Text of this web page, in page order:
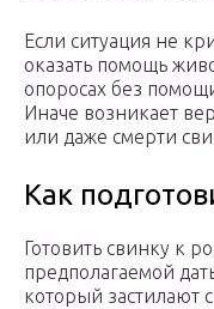
Если ситуация не
оказать помощь
опоросах без
Иначе возникает
или даже смерти
Как
Готовить свинку к
предполагаемой
который застилают